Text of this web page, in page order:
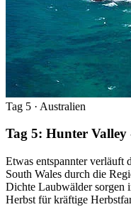
Tag 5 · Australien
Tag 5: Hunter
Etwas entspannter verläuft
South Wales durch die
Dichte Laubwälder sorgen
Herbst für kräftige